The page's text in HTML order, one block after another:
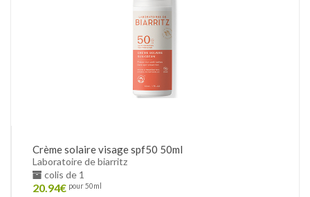
Crème solaire visage spf50 50ml
Laboratoire de biarritz
colis de 1
20.94€ pour 50ml